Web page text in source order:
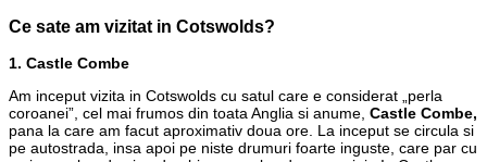
Ce sate am vizitat in Cotswolds?
1. Castle Combe
Am inceput vizita in Cotswolds cu satul care e considerat „perla
coroanei”, cel mai frumos din toata Anglia si anume, Castle Combe,
pana la care am facut aproximativ doua ore. La inceput se circula si
pe autostrada, insa apoi pe niste drumuri foarte inguste, care par cu